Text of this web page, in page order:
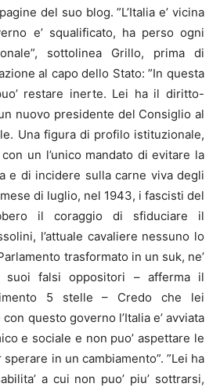
del suo blog. ”L’Italia e’ vicina
e’ squalificato, ha perso ogni
sottolinea Grillo, prima di
al capo dello Stato: ”In questa
restare inerte. Lei ha il diritto-
nuovo presidente del Consiglio al
Una figura di profilo istituzionale,
un l’unico mandato di evitare la
e di incidere sulla carne viva degli
di luglio, nel 1943, i fascisti del
il coraggio di sfiduciare il
l’attuale cavaliere nessuno lo
trasformato in un suk, ne’
falsi oppositori – afferma il
5 stelle – Credo che lei
questo governo l’Italia e’ avviata
e sociale e non puo’ aspettare le
in un cambiamento”. ”Lei ha
a cui non puo’ piu’ sottrarsi,